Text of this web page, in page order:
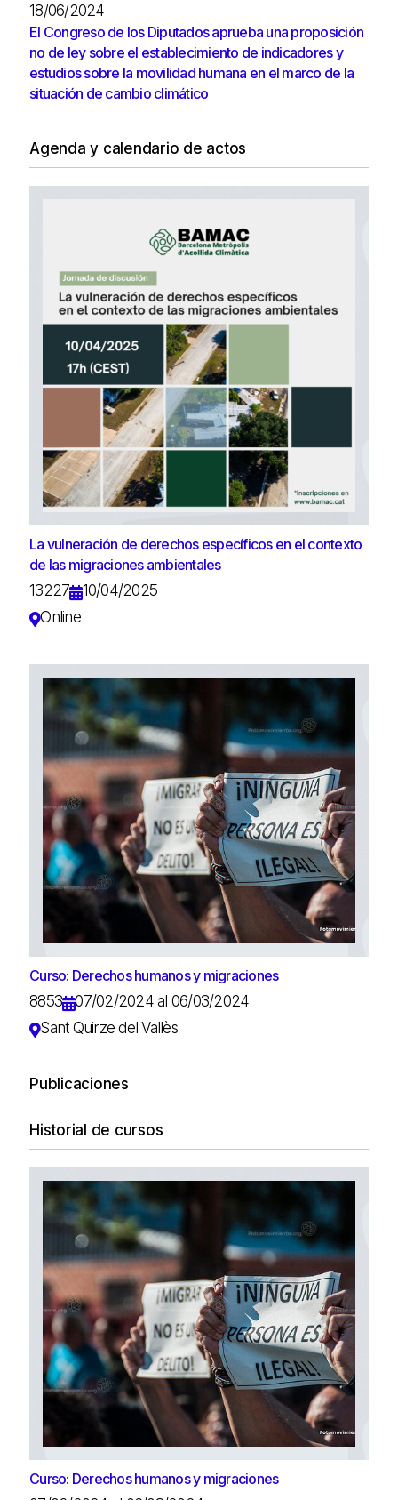
18/06/2024
El Congreso de los Diputados aprueba una proposición
no de ley sobre el establecimiento de indicadores y
estudios sobre la movilidad humana en el marco de la
situación de cambio climático
Agenda y calendario de actos
La vulneración de derechos específicos en el contexto
de las migraciones ambientales
13227
10/04/2025
Online
Curso: Derechos humanos y migraciones
8853
07/02/2024 al 06/03/2024
Sant Quirze del Vallès
Publicaciones
Historial de cursos
Curso: Derechos humanos y migraciones